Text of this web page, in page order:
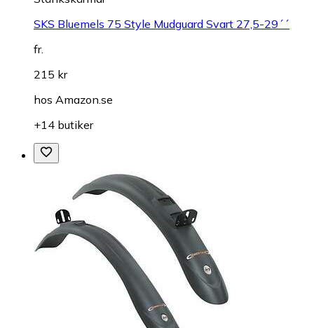
SKS Bluemels 75 Style Mudguard Svart 27,5-29´´
fr.
215 kr
hos Amazon.se
+14 butiker